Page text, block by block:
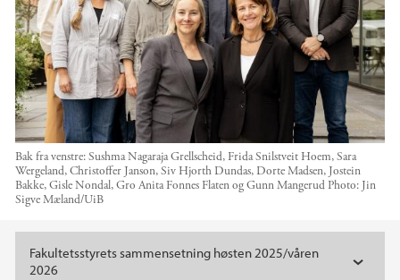
Bak fra venstre: Sushma Nagaraja Grellscheid, Frida Snilstveit Hoem, Sara
Wergeland, Christoffer Janson, Siv Hjorth Dundas, Dorte Madsen, Jostein
Bakke, Gisle Nondal, Gro Anita Fonnes Flaten og Gunn Mangerud Photo: Jin
Sigve Mæland/UiB
Main content
Fakultetsstyrets sammensetning høsten 2025/våren
2026